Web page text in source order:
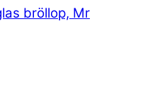
bröllop, Mr